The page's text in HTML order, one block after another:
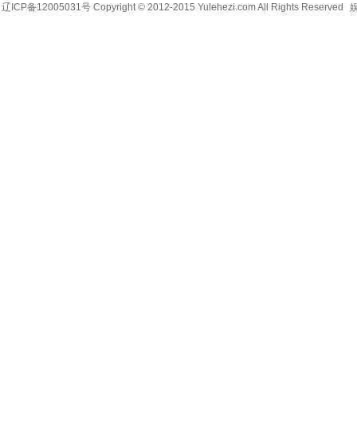
辽ICP备12005031号 Copyright © 2012-2015 Yulehezi.com All Rights Reserved